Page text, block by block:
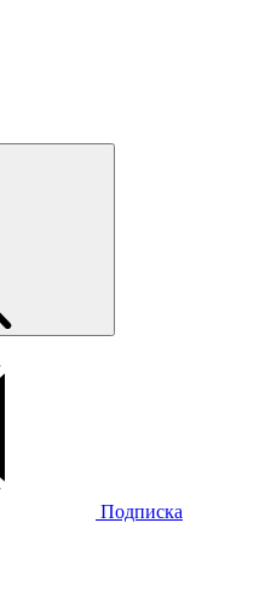
Подписка